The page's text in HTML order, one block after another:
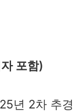
포함)
년 2차 추경